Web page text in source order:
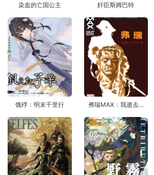
染血的亡国公主 奸臣斯姆巴特
饿殍：明末千里行 弗瑞MAX：我逝去的战争